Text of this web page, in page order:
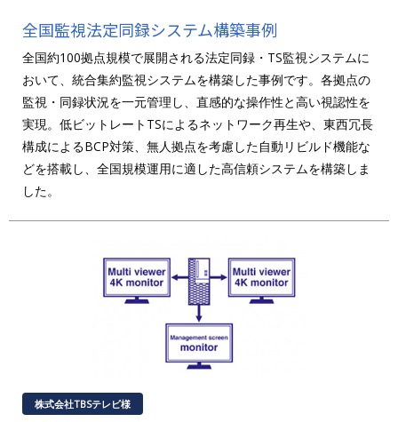
全国監視法定同録システム構築事例
全国約100拠点規模で展開される法定同録・TS監視システムに
おいて、統合集約監視システムを構築した事例です。各拠点の
監視・同録状況を一元管理し、直感的な操作性と高い視認性を
実現。低ビットレートTSによるネットワーク再生や、東西冗長
構成によるBCP対策、無人拠点を考慮した自動リビルド機能な
どを搭載し、全国規模運用に適した高信頼システムを構築しま
した。
株式会社TBSテレビ様